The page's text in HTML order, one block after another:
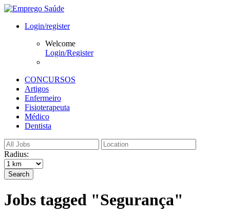
Login/register
Welcome
Login/Register
CONCURSOS
Artigos
Enfermeiro
Fisioterapeuta
Médico
Dentista
Radius:
Search
Jobs tagged "Segurança"